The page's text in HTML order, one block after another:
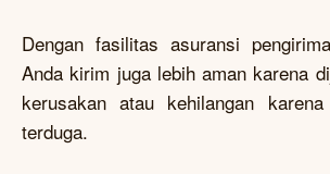
Dengan fasilitas asuransi
Anda kirim juga lebih aman karena
kerusakan atau kehilangan
terduga.